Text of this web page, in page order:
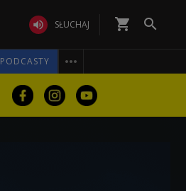
 SŁUCHAJ shopping_cart 
PODCASTY 